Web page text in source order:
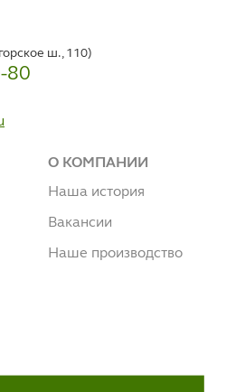
ш., 110)
80
О КОМПАНИИ
Наша история
Вакансии
Наше производство